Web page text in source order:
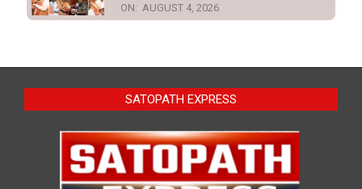
ON: AUGUST 4, 2026
SATOPATH EXPRESS